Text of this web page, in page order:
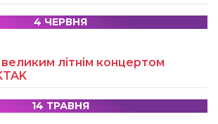
4 ЧЕРВНЯ
великим літнім концертом
14 ТРАВНЯ